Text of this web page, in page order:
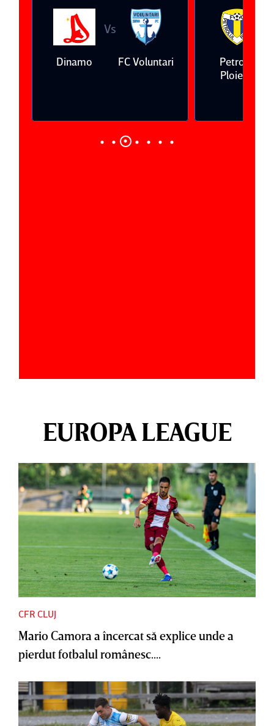
Dinamo
Vs
FC Voluntari
Petrolul
Ploieşti
EUROPA LEAGUE
CFR CLUJ
Mario Camora a încercat să explice unde a
pierdut fotbalul românesc....